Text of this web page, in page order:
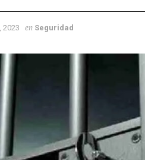
2023 en Seguridad